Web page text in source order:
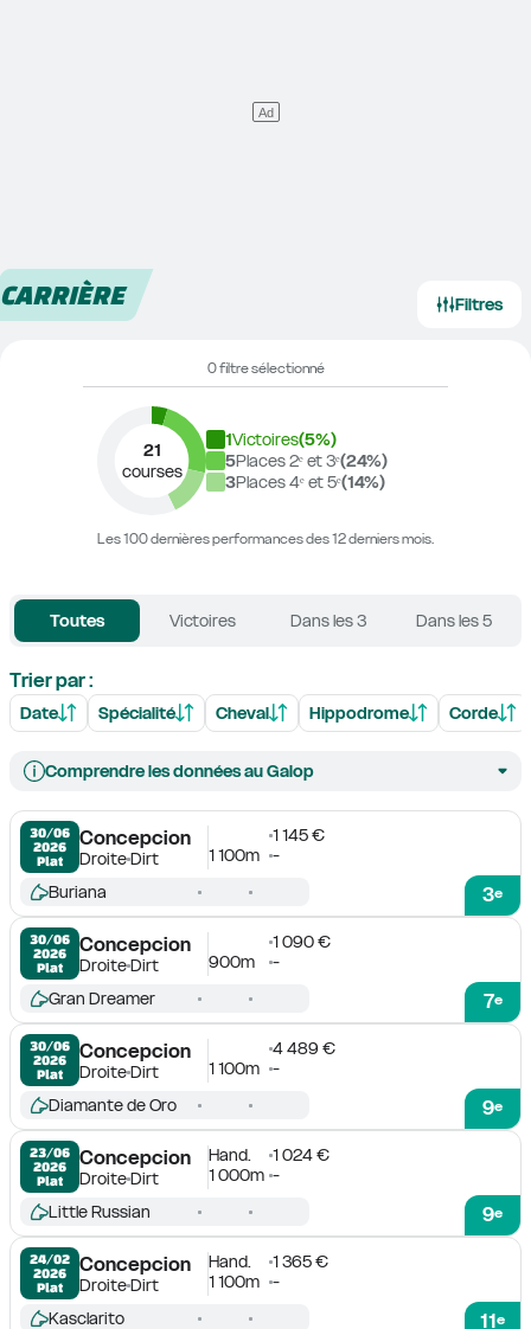
CARRIÈRE Filtres
0 filtre sélectionné
21
courses
1Victoires(5%)
5Places 2ᵉ et 3ᵉ(24%)
3Places 4ᵉ et 5ᵉ(14%)
Les 100 dernières performances des 12 derniers mois.
Toutes Victoires Dans les 3 Dans les 5
Trier par :
Date Spécialité Cheval Hippodrome Corde
Comprendre les données au Galop
30/06
2026
Plat
Concepcion
DroiteDirt
1 145 €
1 100m
-
3e
Buriana
30/06
2026
Plat
Concepcion
DroiteDirt
1 090 €
900m
-
7e
Gran Dreamer
30/06
2026
Plat
Concepcion
DroiteDirt
4 489 €
1 100m
-
9e
Diamante de Oro
23/06
2026
Plat
Concepcion
DroiteDirt
Hand.
1 024 €
1 000m -
9e
Little Russian
24/02
2026
Plat
Concepcion
DroiteDirt
Hand.
1 365 €
1 100m
-
11e
Kasclarito